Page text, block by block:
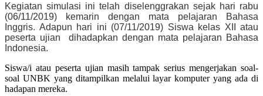
Kegiatan simulasi ini telah diselenggrakan sejak hari rabu
(06/11/2019) kemarin dengan mata pelajaran Bahasa
Inggris. Adapun hari ini (07/11/2019) Siswa kelas XII atau
peserta ujian dihadapkan dengan mata pelajaran Bahasa
Indonesia.
Siswa/i atau peserta ujian masih tampak serius mengerjakan soal-
soal UNBK yang ditampilkan melalui layar komputer yang ada di
hadapan mereka.